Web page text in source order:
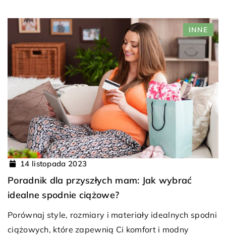
INNE
14 listopada 2023
Poradnik dla przyszłych mam: Jak wybrać
idealne spodnie ciążowe?
Porównaj style, rozmiary i materiały idealnych spodni
ciążowych, które zapewnią Ci komfort i modny